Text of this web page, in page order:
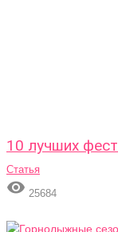
10 лучших
Статья
 25684